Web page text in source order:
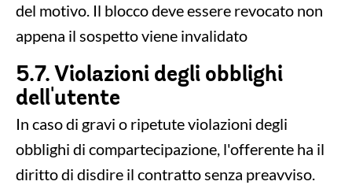
del motivo. Il blocco deve essere revocato non
appena il sospetto viene invalidato
5.7. Violazioni degli obblighi
dell'utente
In caso di gravi o ripetute violazioni degli
obblighi di compartecipazione, l'offerente ha il
diritto di disdire il contratto senza preavviso.